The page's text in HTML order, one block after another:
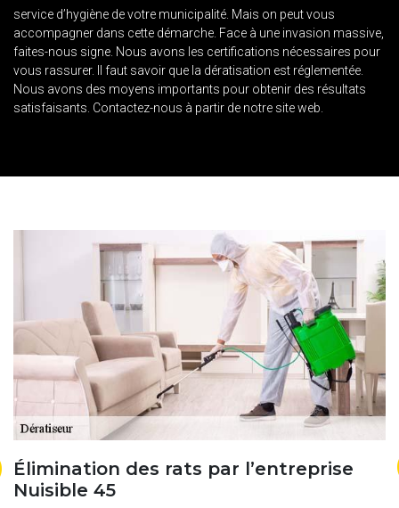
service d’hygiène de votre municipalité. Mais on peut vous
accompagner dans cette démarche. Face à une invasion massive,
faites-nous signe. Nous avons les certifications nécessaires pour
vous rassurer. Il faut savoir que la dératisation est réglementée.
Nous avons des moyens importants pour obtenir des résultats
satisfaisants. Contactez-nous à partir de notre site web.
Élimination des rats par l’entreprise
Nuisible 45